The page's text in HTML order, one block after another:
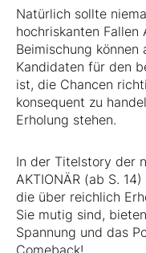
Natürlich sollte
hochriskanten Fallen
Beimischung
Kandidaten für den
ist, die Chancen
konsequent zu
Erholung stehen.
In der Titelstory der
AKTIONÄR (ab S.
die über reichlich
Sie mutig sind,
Spannung und das
Comeback!